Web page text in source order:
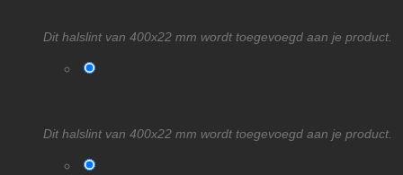
Dit halslint van 400x22 mm wordt toegevoegd aan je product.
Dit halslint van 400x22 mm wordt toegevoegd aan je product.